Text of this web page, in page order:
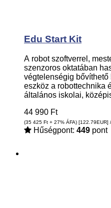
Edu Start Kit
A robot szoftverrel,
szenzoros oktatában
végtelenségig
eszköz a robottechnika
általános iskolai,
44 990 Ft
(35 425 Ft + 27% ÁFA) [122.79EUR]
Hűségpont: 449 pont